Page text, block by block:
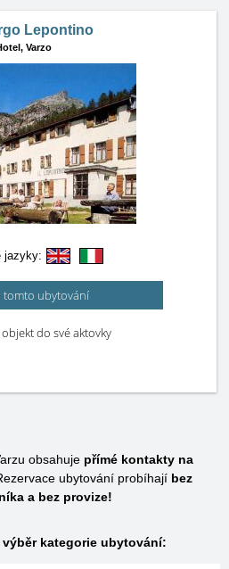
Lepontino
Varzo
jazyky:
tomto ubytování
do své aktovky
obsahuje přímé kontakty na
ubytování probíhají bez
a bez provize!
výběr kategorie ubytování: